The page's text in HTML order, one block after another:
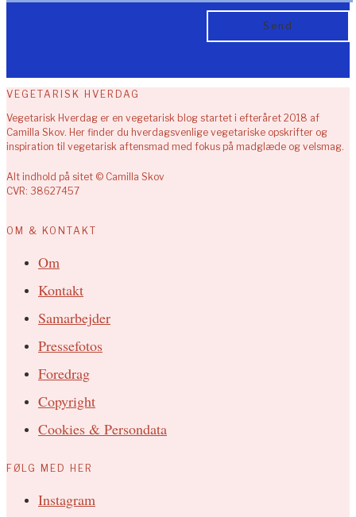
VEGETARISK HVERDAG
Vegetarisk Hverdag er en vegetarisk blog startet i efteråret 2018 af
Camilla Skov. Her finder du hverdagsvenlige vegetariske opskrifter og
inspiration til vegetarisk aftensmad med fokus på madglæde og velsmag.
Alt indhold på sitet © Camilla Skov
CVR: 38627457
OM & KONTAKT
Om
Kontakt
Samarbejder
Pressefotos
Foredrag
Copyright
Cookies & Persondata
FØLG MED HER
Instagram